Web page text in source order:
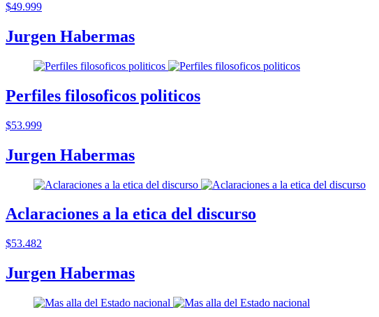
$49.999
Jurgen Habermas
Perfiles filosoficos politicos
$53.999
Jurgen Habermas
Aclaraciones a la etica del discurso
$53.482
Jurgen Habermas